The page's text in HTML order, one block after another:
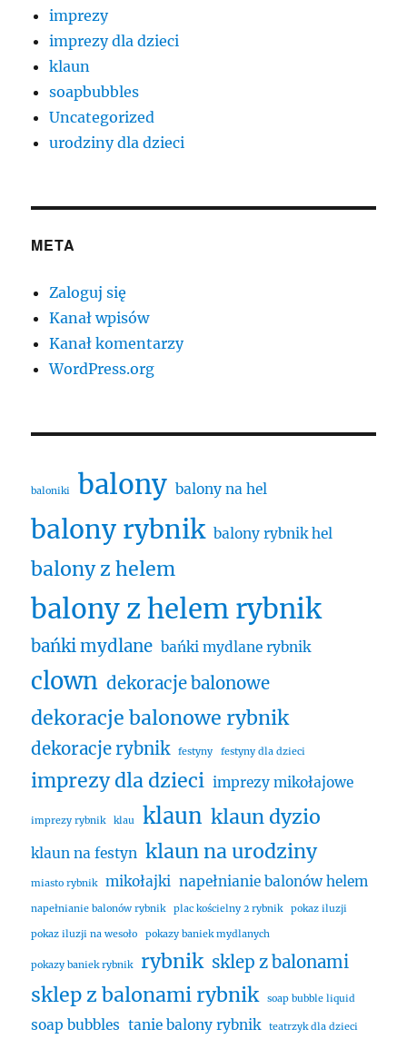
imprezy
imprezy dla dzieci
klaun
soapbubbles
Uncategorized
urodziny dla dzieci
META
Zaloguj się
Kanał wpisów
Kanał komentarzy
WordPress.org
baloniki balony balony na hel
balony rybnik balony rybnik hel
balony z helem
balony z helem rybnik
bańki mydlane bańki mydlane rybnik
clown dekoracje balonowe
dekoracje balonowe rybnik
dekoracje rybnik festyny festyny dla dzieci
imprezy dla dzieci imprezy mikołajowe
imprezy rybnik klau klaun klaun dyzio
klaun na festyn klaun na urodziny
miasto rybnik mikołajki napełnianie balonów helem
napełnianie balonów rybnik plac kościelny 2 rybnik pokaz iluzji
pokaz iluzji na wesoło pokazy baniek mydlanych
pokazy baniek rybnik rybnik sklep z balonami
sklep z balonami rybnik soap bubble liquid
soap bubbles tanie balony rybnik teatrzyk dla dzieci